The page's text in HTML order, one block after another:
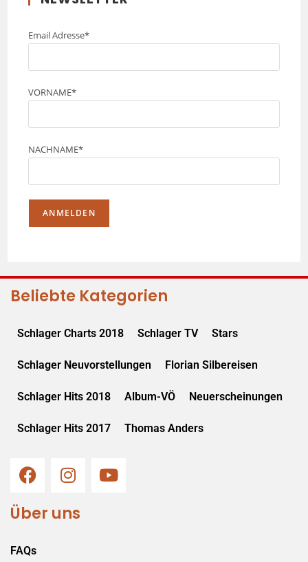
Email Adresse*
VORNAME*
NACHNAME*
Beliebte Kategorien
Schlager Charts 2018 Schlager TV Stars
Schlager Neuvorstellungen Florian Silbereisen
Schlager Hits 2018 Album-VÖ Neuerscheinungen
Schlager Hits 2017 Thomas Anders
Über uns
FAQs